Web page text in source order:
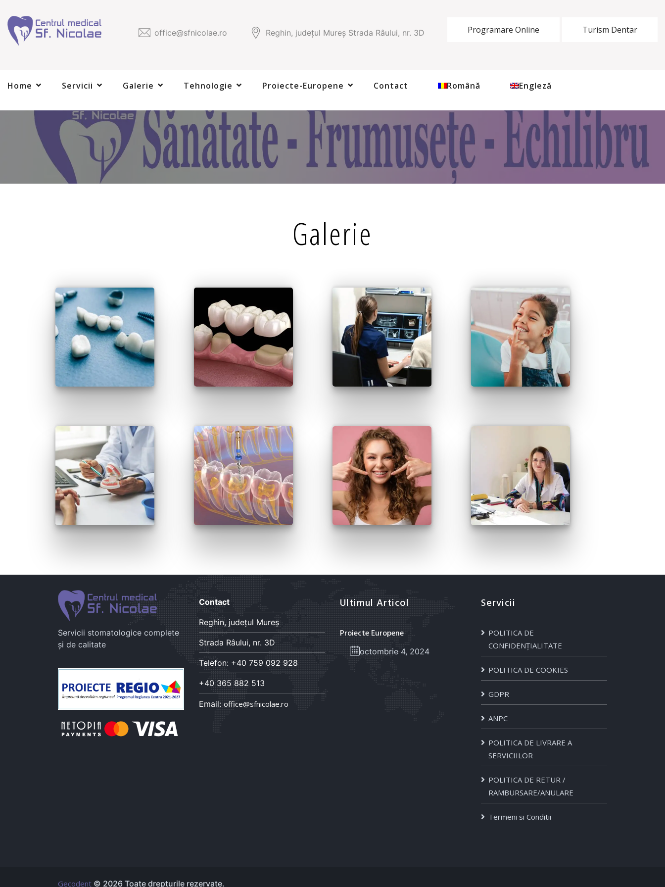
office@sfnicolae.ro Reghin, județul Mureș Strada Râului, nr. 3D Programare Online Turism Dentar
Home Servicii Galerie Tehnologie Proiecte-Europene Contact Română Engleză
Galerie
Servicii stomatologice complete
și de calitate
Contact
Reghin, județul Mureș
Strada Râului, nr. 3D
Telefon: +40 759 092 928
+40 365 882 513
Email:office@sfnicolae.ro
Ultimul Articol
Proiecte Europene
octombrie 4, 2024
Servicii
POLITICA DE
CONFIDENȚIALITATE
POLITICA DE COOKIES
GDPR
ANPC
POLITICA DE LIVRARE A
SERVICIILOR
POLITICA DE RETUR /
RAMBURSARE/ANULARE
Termeni si Conditii
Gecodent © 2026 Toate drepturile rezervate.